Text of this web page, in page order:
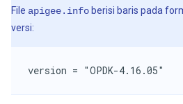
File apigee.info berisi baris pada
versi:
version = "OPDK-4.16.05"